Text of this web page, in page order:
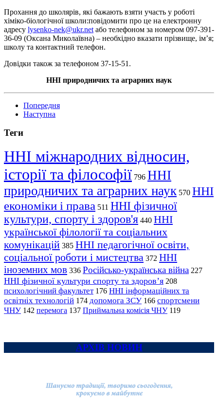
Прохання до школярів, які бажають взяти участь у роботі
хіміко-біологічної школи:повідомити про це на електронну
адресу lysenko-nek@ukr.net або телефоном за номером 097-391-
36-09 (Оксана Миколаївна) – необхідно вказати прізвище, ім’я;
школу та контактний телефон.
Довідки також за телефоном 37-15-51.
ННІ природничих та аграрних наук
Попередня
Наступна
Теги
ННІ міжнародних відносин,
історії та філософії 796 ННІ
природничих та аграрних наук 570 ННІ
економіки і права 511 ННІ фізичної
культури, спорту і здоров'я 440 ННІ
української філології та соціальних
комунікацій 385 ННІ педагогічної освіти,
соціальної роботи і мистецтва 372 ННІ
іноземних мов 336 Російсько-українська війна 227
ННІ фізичної культури спорту та здоров’я 208
психологічний факультет 176 ННІ інформаційних та
освітніх технологій 174 допомога ЗСУ 166 спортсмени
ЧНУ 142 перемога 137 Приймальна комісія ЧНУ 119
АРХІВ НОВИН